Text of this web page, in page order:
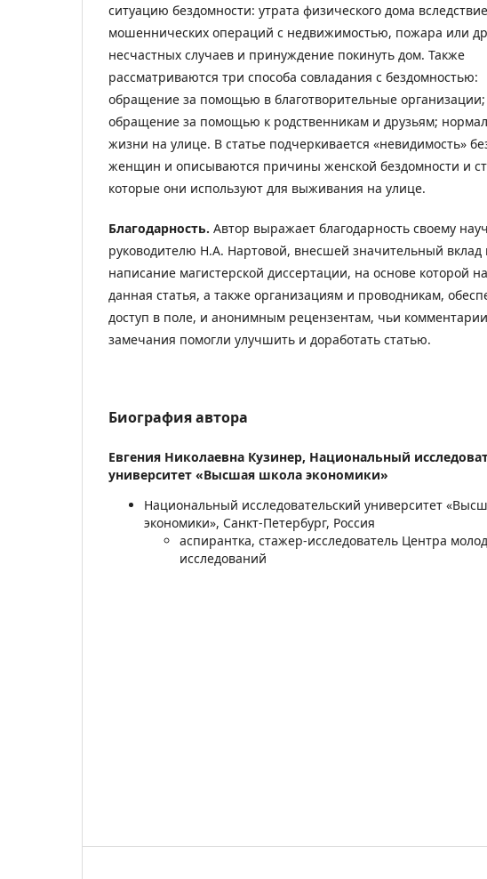
ситуацию бездомности: утрата физического дома вследствие
мошеннических операций с недвижимостью, пожара или
несчастных случаев и принуждение покинуть дом. Также
рассматриваются три способа совладания с бездомностью:
обращение за помощью в благотворительные организации;
обращение за помощью к родственникам и друзьям;
жизни на улице. В статье подчеркивается «невидимость»
женщин и описываются причины женской бездомности и
которые они используют для выживания на улице.
Благодарность. Автор выражает благодарность своему
руководителю Н.А. Нартовой, внесшей значительный вклад
написание магистерской диссертации, на основе которой
данная статья, а также организациям и проводникам,
доступ в поле, и анонимным рецензентам, чьи
замечания помогли улучшить и доработать статью.
Биография автора
Евгения Николаевна Кузинер, Национальный
университет «Высшая школа экономики»
Национальный исследовательский университет
экономики», Санкт-Петербург, Россия
аспирантка, стажер-исследователь Центра
исследований